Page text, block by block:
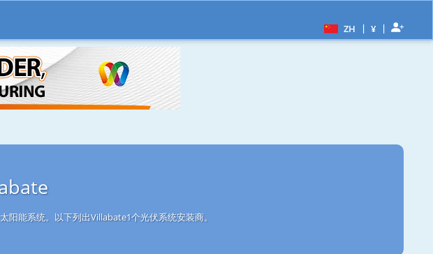
ZH | ¥ |
能系统。以下列出Villabate1个光伏系统安装商。